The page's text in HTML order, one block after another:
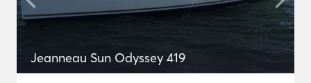
Jeanneau Sun Odyssey 419